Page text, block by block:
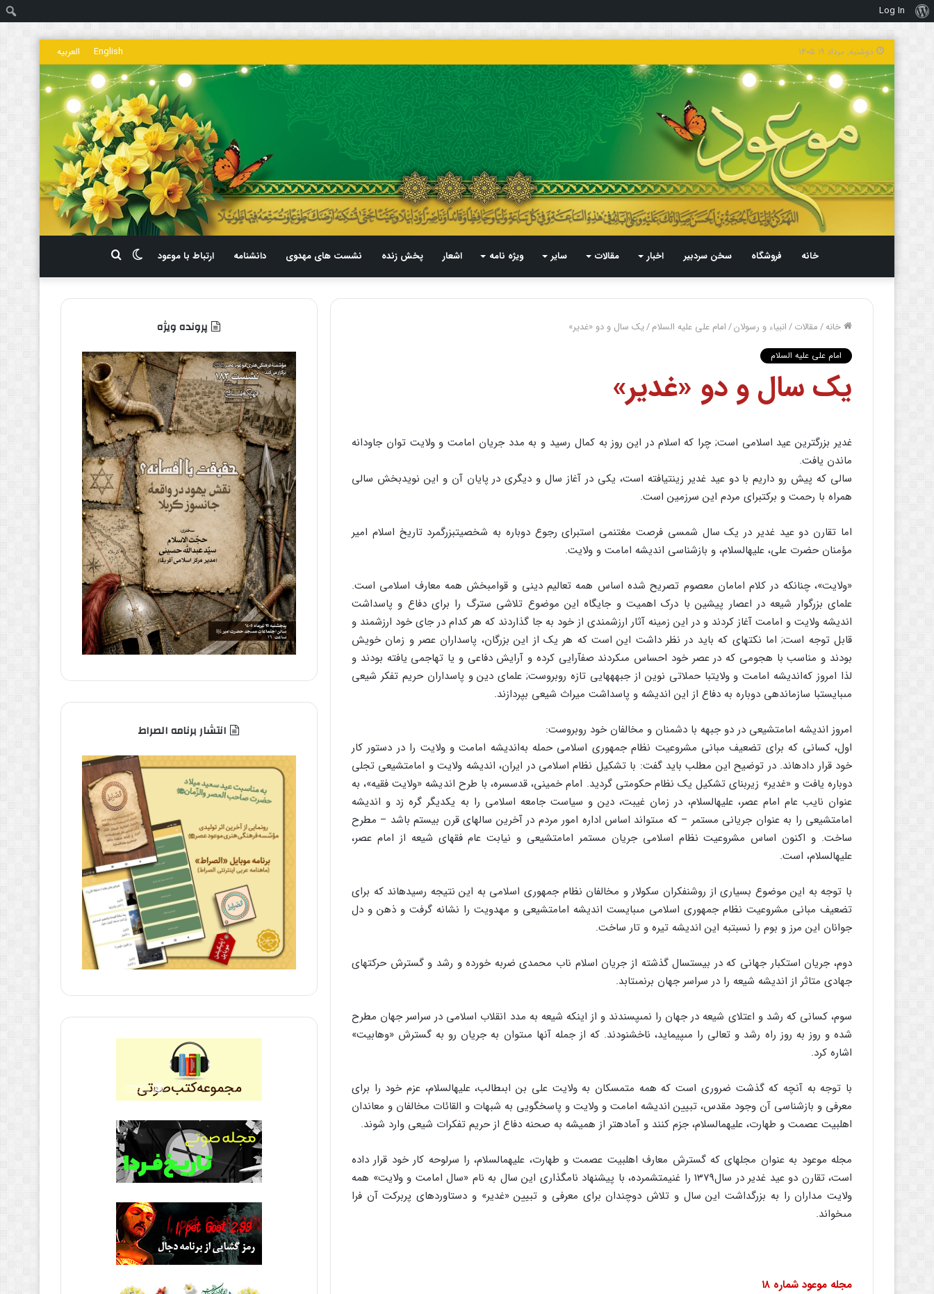
درباره
وردپرس
Log In
دوشنبه, مرداد ۱۹ ۱۴۰۵ English العربیه
خانه فروشگاه سخن سردبیر اخبار مقالات سایر ویژه نامه اشعار پخش زنده نشست های مهدوی دانشنامه ارتباط با موعود
برای
تغییر
پوسته
خانه/مقالات/انبیاء و رسولان/امام علی علیه السلام/یک سال و دو «غدیر»
امام علی علیه السلام
یک سال و دو «غدیر»
غدیر بزرگترین عید اسلامى است; چرا که اسلام در این روز به کمال رسید و به مدد جریان امامت و ولایت توان جاودانه
ماندن یافت.
سالى که پیش رو داریم با دو عید غدیر زینت‏یافته است، یکى در آغاز سال و دیگرى در پایان آن و این نویدبخش سالى
همراه با رحمت و برکت‏براى مردم این سرزمین است.
اما تقارن دو عید غدیر در یک سال شمسى فرصت مغتنمى است‏براى رجوع دوباره به شخصیت‏بزرگمرد تاریخ اسلام امیر
مؤمنان حضرت على، علیه‏السلام، و بازشناسى اندیشه امامت و ولایت.
«ولایت‏»، چنانکه در کلام امامان معصوم تصریح شده اساس همه تعالیم دینى و قوام‏بخش همه معارف اسلامى است.
علماى بزرگوار شیعه در اعصار پیشین با درک اهمیت و جایگاه این موضوع تلاشى سترگ را براى دفاع و پاسداشت
اندیشه ولایت و امامت آغاز کردند و در این زمینه آثار ارزشمندى از خود به جا گذاردند که هر کدام در جاى خود ارزشمند و
قابل توجه است; اما نکته‏اى که باید در نظر داشت این است که هر یک از این بزرگان، پاسداران عصر و زمان خویش
بودند و مناسب با هجومى که در عصر خود احساس مى‏کردند صف‏آرایى کرده و آرایش دفاعى و یا تهاجمى یافته بودند و
لذا امروز که‌اندیشه امامت و ولایت‏با حملاتى نوین از جبهه‏هایى تازه روبروست; علماى دین و پاسداران حریم تفکر شیعى
مى‏بایست‏با سازماندهى دوباره به دفاع از این اندیشه و پاسداشت میراث شیعى بپردازند.
امروز اندیشه امامت‏شیعى در دو جبهه با دشمنان و مخالفان خود روبروست:
اول، کسانى که براى تضعیف مبانى مشروعیت نظام جمهورى اسلامى حمله به‌اندیشه امامت و ولایت را در دستور کار
خود قرار داده‏اند. در توضیح این مطلب باید گفت: با تشکیل نظام اسلامى در ایران، اندیشه ولایت و امامت‏شیعى تجلى
دوباره یافت و «غدیر» زیربناى تشکیل یک نظام حکومتى گردید. امام خمینى، قدس‏سره، با طرح اندیشه «ولایت فقیه‏»، به
عنوان نایب عام امام عصر، علیه‏السلام، در زمان غیبت، دین و سیاست جامعه اسلامى را به یکدیگر گره زد و اندیشه
امامت‏شیعى را به عنوان جریانى مستمر – که مى‏تواند اساس اداره امور مردم در آخرین سالهاى قرن بیستم باشد – مطرح
ساخت. و اکنون اساس مشروعیت نظام اسلامى جریان مستمر امامت‏شیعى و نیابت عام فقهاى شیعه از امام عصر،
علیه‏السلام، است.
با توجه به این موضوع بسیارى از روشنفکران سکولار و مخالفان نظام جمهورى اسلامى به این نتیجه رسیده‏اند که براى
تضعیف مبانى مشروعیت نظام جمهورى اسلامى مى‏بایست اندیشه امامت‏شیعى و مهدویت را نشانه گرفت و ذهن و دل
جوانان این مرز و بوم را نسبت‏به این اندیشه تیره و تار ساخت.
دوم، جریان استکبار جهانى که در بیست‏سال گذشته از جریان اسلام ناب محمدى ضربه خورده و رشد و گسترش حرکتهاى
جهادى متاثر از اندیشه شیعه را در سراسر جهان برنمى‏تابد.
سوم، کسانى که رشد و اعتلاى شیعه در جهان را نمى‏پسندند و از اینکه شیعه به مدد انقلاب اسلامى در سراسر جهان مطرح
شده و روز به روز راه رشد و تعالى را مى‏پیماید، ناخشنودند. که از جمله آنها مى‏توان به جریان رو به گسترش «وهابیت‏»
اشاره کرد.
با توجه به آنچه که گذشت ضرورى است که همه متمسکان به ولایت على بن ابى‏طالب، علیه‏السلام، عزم خود را براى
معرفى و بازشناسى آن وجود مقدس، تبیین اندیشه امامت و ولایت و پاسخگویى به شبهات و القائات مخالفان و معاندان
اهل‏بیت عصمت و طهارت، علیهم‏السلام، جزم کنند و آماده‏تر از همیشه به صحنه دفاع از حریم تفکرات شیعى وارد شوند.
مجله موعود به عنوان مجله‏اى که گسترش معارف اهل‏بیت عصمت و طهارت، علیهم‏السلام، را سرلوحه کار خود قرار داده
است، تقارن دو عید غدیر در سال‏1379 را غنیمت‏شمرده، با پیشنهاد نامگذارى این سال به نام «سال امامت و ولایت‏» همه
ولایت مداران را به بزرگداشت این سال و تلاش دوچندان براى معرفى و تبیین «غدیر» و دستاوردهاى پربرکت آن فرا
مى‏خواند.
مجله موعود شماره ۱۸
پرونده ویژه
انتشار برنامه الصراط